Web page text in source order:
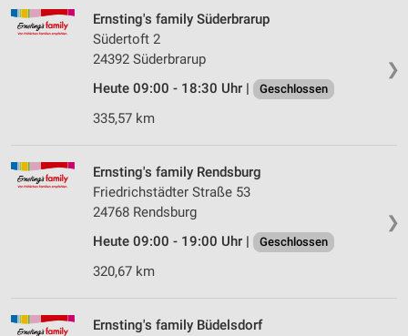
❯
Ernsting's family Süderbrarup
Südertoft 2
24392 Süderbrarup
Heute 09:00 - 18:30 Uhr |
Geschlossen
335,57 km
❯
Ernsting's family Rendsburg
Friedrichstädter Straße 53
24768 Rendsburg
Heute 09:00 - 19:00 Uhr |
Geschlossen
320,67 km
Ernsting's family Büdelsdorf